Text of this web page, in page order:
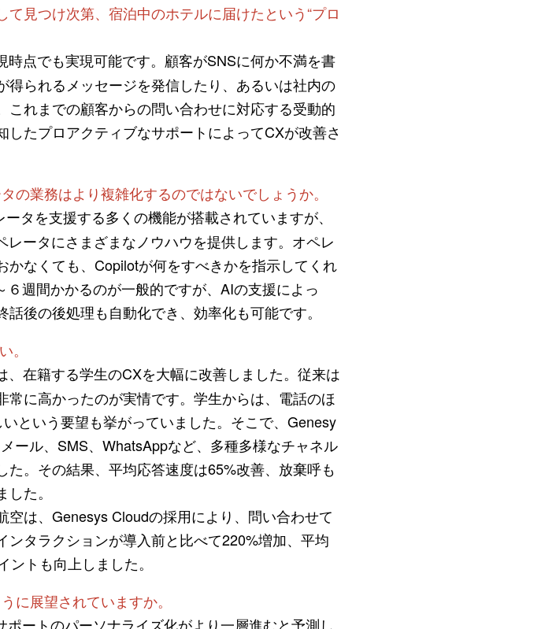
見つけ次第、宿泊中のホテルに届けたという“プロ
点でも実現可能です。顧客がSNSに何か不満を書
られるメッセージを発信したり、あるいは社内の
これまでの顧客からの問い合わせに対応する受動的
たプロアクティブなサポートによってCXが改善さ
業務はより複雑化するのではないでしょうか。
タを支援する多くの機能が搭載されていますが、
ータにさまざまなノウハウを提供します。オペレ
なくても、Copilotが何をすべきかを指示してくれ
週間かかるのが一般的ですが、AIの支援によっ
後の後処理も自動化でき、効率化も可能です。
。
在籍する学生のCXを大幅に改善しました。従来は
に高かったのが実情です。学生からは、電話のほ
という要望も挙がっていました。そこで、Genesy
ール、SMS、WhatsAppなど、多種多様なチャネル
。その結果、平均応答速度は65%改善、放棄呼も
た。
は、Genesys Cloudの採用により、問い合わせて
タラクションが導入前と比べて220%増加、平均
トも向上しました。
に展望されていますか。
ートのパーソナライズ化がより一層進むと予測し